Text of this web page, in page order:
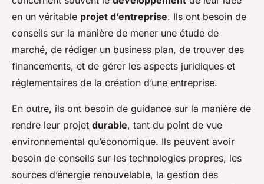
en un véritable projet d’entreprise. Ils ont besoin de
conseils sur la manière de mener une étude de
marché, de rédiger un business plan, de trouver des
financements, et de gérer les aspects juridiques et
réglementaires de la création d’une entreprise.
En outre, ils ont besoin de guidance sur la manière de
rendre leur projet durable, tant du point de vue
environnemental qu’économique. Ils peuvent avoir
besoin de conseils sur les technologies propres, les
sources d’énergie renouvelable, la gestion des